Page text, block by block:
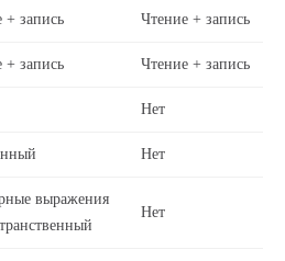
+ запись Чтение + запись
+ запись Чтение + запись
Нет
Нет
выражения
Нет